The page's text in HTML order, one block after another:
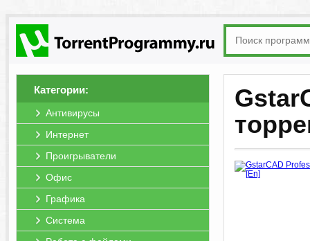
Категории:
Антивирусы
Интернет
Проигрыватели
Офис
Графика
Система